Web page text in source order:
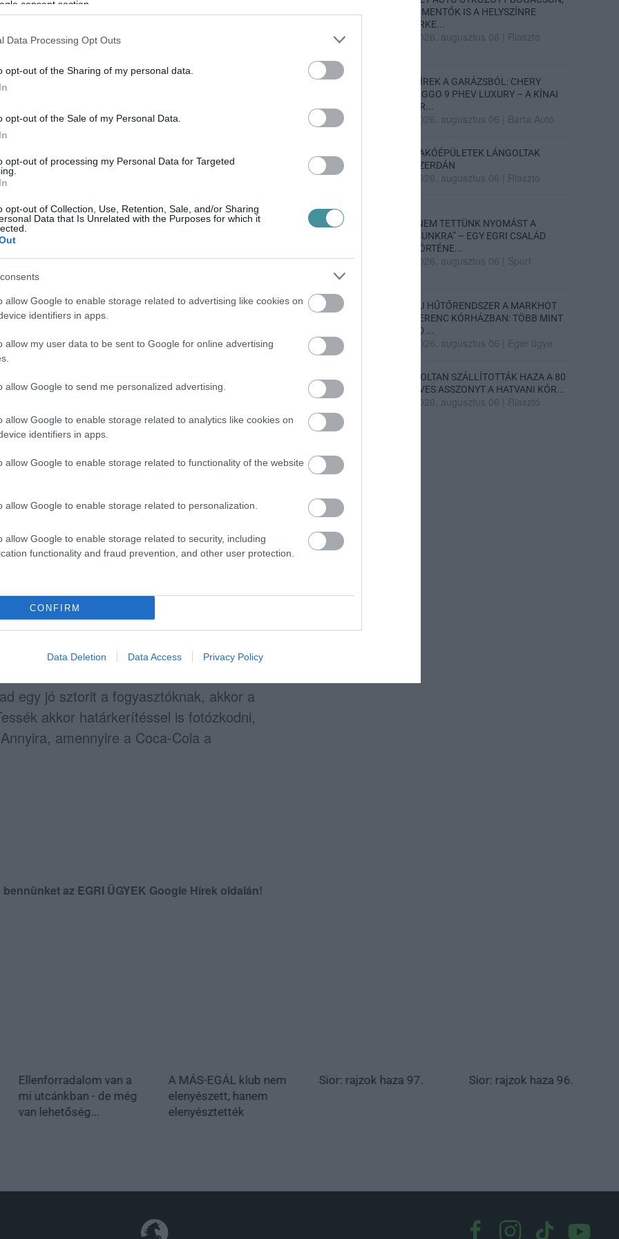
consent section.
Data Processing Opt Outs
opt-out of the Sharing of my personal data.
opt-out of the Sale of my Personal Data.
opt-out of processing my Personal Data for Targeted
opt-out of Collection, Use, Retention, Sale, and/or Sharing
Data that Is Unrelated with the Purposes for which it
allow Google to enable storage related to advertising like cookies on
identifiers in apps.
allow my user data to be sent to Google for online advertising
allow Google to send me personalized advertising.
allow Google to enable storage related to analytics like cookies on
identifiers in apps.
allow Google to enable storage related to functionality of the website
allow Google to enable storage related to personalization.
allow Google to enable storage related to security, including
functionality and fraud prevention, and other user protection.
CONFIRM
Data Deletion Data Access Privacy Policy
egy plakátot, nagyon szép dolog. Csak
kampány a kapitalizmusban.
(Németországban legalábbis
átlagnál jómódúbbak, nagyon
réteg bármilyen
megéri a melegeknek plakátot
élők vagy a gyereküket egyedül
annak az emberi joga fontosabb,
logika mentén értékesíti magát a
függ össze, hogy a Coca-Cola a
számát nézi. Mivel a melegek
őket, de nincsenek olyan sokan,
a keményen összelopott pénzeket.
a Fidesz is megszólíthatja a melegeket,
őket Gyurcsány Ferenc visszatérte
a saját érdekei értelmében cselekszik,
elhinni, hogy a határkerítés a magyar
se kéne könnybe lábadnia a
a környezetre káros, rossz ízű ital
most akkor így lehet a buborékukban
mink is.
a tiltások híve. Engem persze csak
kinézetre is gusztustalan löttyből. De az
hogy a Coca-Colának nem az
a fontos.
egy jó sztorit a fogyasztóknak, akkor a
akkor határkerítéssel is fotózkodni,
amennyire a Coca-Cola a
az EGRI ÜGYEK Google Hírek oldalán!
A MENTŐK IS A HELYSZÍNRE
ÉRKE...
2026. augusztus 06 Riasztó
HÍREK A GARÁZSBÓL: CHERY
TIGGO 9 PHEV LUXURY – A KÍNAI
PR...
2026. augusztus 06 Barta Autó
LAKÓÉPÜLETEK LÁNGOLTAK
SZERDÁN
2026. augusztus 06 Riasztó
„NEM TETTÜNK NYOMÁST A
FIUNKRA” – EGY EGRI CSALÁD
TÖRTÉNE...
2026. augusztus 06 Sport
ÚJ HŰTŐRENDSZER A MARKHOT
FERENC KÓRHÁZBAN: TÖBB MINT
70 ...
2026. augusztus 06 Eger ügye
HOLTAN SZÁLLÍTOTTÁK HAZA A 80
ÉVES ASSZONYT A HATVANI KÓR...
2026. augusztus 06 Riasztó
Ellenforradalom van a
mi utcánkban - de még
van lehetőség...
A MÁS-EGÁL klub nem
elenyészett, hanem
elenyésztették
Sior: rajzok haza 97. Sior: rajzok haza 96.